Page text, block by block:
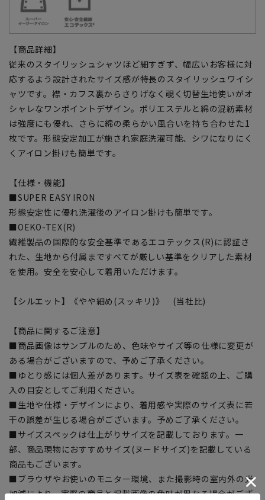
【商品詳細】
従来のスタイリッシュシャツほど細すぎず、幅広いお客様に対
応するよう設計されたサイズ感が特長のスタイリッシュワイシ
ャツです。襟・カフス裏からさりげなく覗く切替生地使いがオ
シャレなワンポイントデザイン。ポリエステルと綿の混紡素材
は強度にも優れ、さらに綿の柔らかい風合いを持ち合わせた1
枚です。形態安定加工が施され家庭洗濯可能、シワになりにく
くアイロン掛けも簡単です。
【仕様・機能】
■SUPER EASY IRON
形態安定性に優れ洗濯後のアイロン掛けも簡単です。
■OEKO-TEX(R)
繊維製品の国際的な安全基準であるエコテックス(R)に認証さ
れた、生地から付属まですべてが厳しい基準をクリアした素材
を使用。安全を安心して着用いただけます。
【シルエット】《やや細め(スッキリ)》 (当社比)
【商品に関するご注意】
■商品画像はサンプルのため、色味やサイズ等の仕様に変更が
ある場合がございますので、予めご了承ください。
■ゆとり感には個人差があります。サイズ表を確認の上、ご購
入の目安としてご利用ください。
■生地や仕様・デザインにより、着用感や実際のサイズ表に若
干の誤差が生じる場合がございます。予めご了承ください。
■サイズスペックは仕上がりサイズを記載しております。一
部、商品現物におすすめサイズ(ヌードサイズ)を記載している
商品もございます。
■ブラウザやお使いのモニター環境、また撮影時の室内外の光
加減により、実際の商品と掲載画像の色味が異なる場合がござ